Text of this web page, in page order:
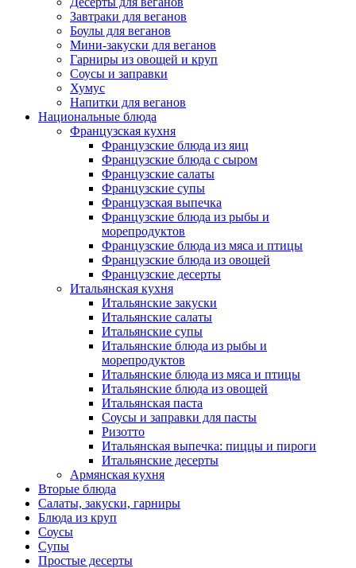
Завтраки для веганов
Боулы для веганов
Мини-закуски для веганов
Гарниры из овощей и круп
Соусы и заправки
Хумус
Напитки для веганов
Национальные блюда
Французская кухня
Французские блюда из яиц
Французские блюда с сыром
Французские салаты
Французские супы
Французская выпечка
Французские блюда из рыбы и
морепродуктов
Французские блюда из мяса и птицы
Французские блюда из овощей
Французские десерты
Итальянская кухня
Итальянские закуски
Итальянские салаты
Итальянские супы
Итальянские блюда из рыбы и
морепродуктов
Итальянские блюда из мяса и птицы
Итальянские блюда из овощей
Итальянская паста
Соусы и заправки для пасты
Ризотто
Итальянская выпечка: пиццы и пироги
Итальянские десерты
Армянская кухня
Вторые блюда
Салаты, закуски, гарниры
Блюда из круп
Соусы
Супы
Простые десерты